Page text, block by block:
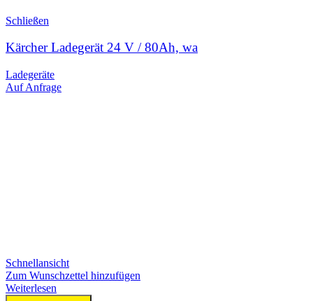
Schließen
Kärcher Ladegerät 24 V / 80Ah, wa
Ladegeräte
Auf Anfrage
Schnellansicht
Zum Wunschzettel hinzufügen
Weiterlesen